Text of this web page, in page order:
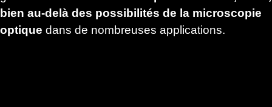
bien au-delà des possibilités de la microscopie
optique dans de nombreuses applications.